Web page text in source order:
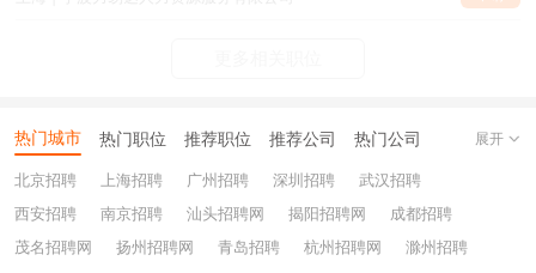
热门城市 热门职位 推荐职位 推荐公司 热门公司
北京招聘 上海招聘 广州招聘 深圳招聘
武汉招聘
西安招聘
南京招聘 汕头招聘网 揭阳招聘网
成都招聘
茂名招聘网
扬州招聘网 青岛招聘 杭州招聘网
滁州招聘
展开